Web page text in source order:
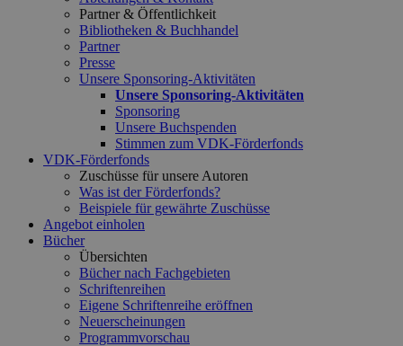
Partner & Öffentlichkeit
Bibliotheken & Buchhandel
Partner
Presse
Unsere Sponsoring-Aktivitäten
Unsere Sponsoring-Aktivitäten
Sponsoring
Unsere Buchspenden
Stimmen zum VDK-Förderfonds
VDK-Förderfonds
Zuschüsse für unsere Autoren
Was ist der Förderfonds?
Beispiele für gewährte Zuschüsse
Angebot einholen
Bücher
Übersichten
Bücher nach Fachgebieten
Schriftenreihen
Eigene Schriftenreihe eröffnen
Neuerscheinungen
Programmvorschau